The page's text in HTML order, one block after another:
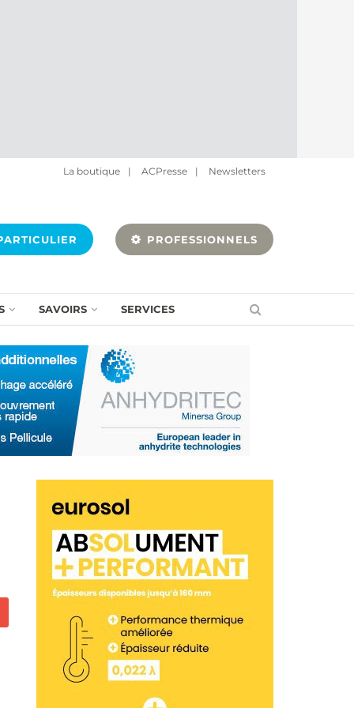
La boutique | ACPresse | Newsletters
PROFESSIONNELS
SAVOIRS SERVICES